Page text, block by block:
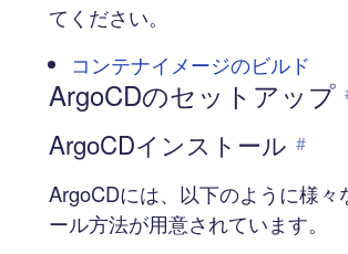
てください。
コンテナイメージのビルド
ArgoCDのセットアップ
ArgoCDインストール #
ArgoCDには、以下のように様々
ール方法が用意されています。